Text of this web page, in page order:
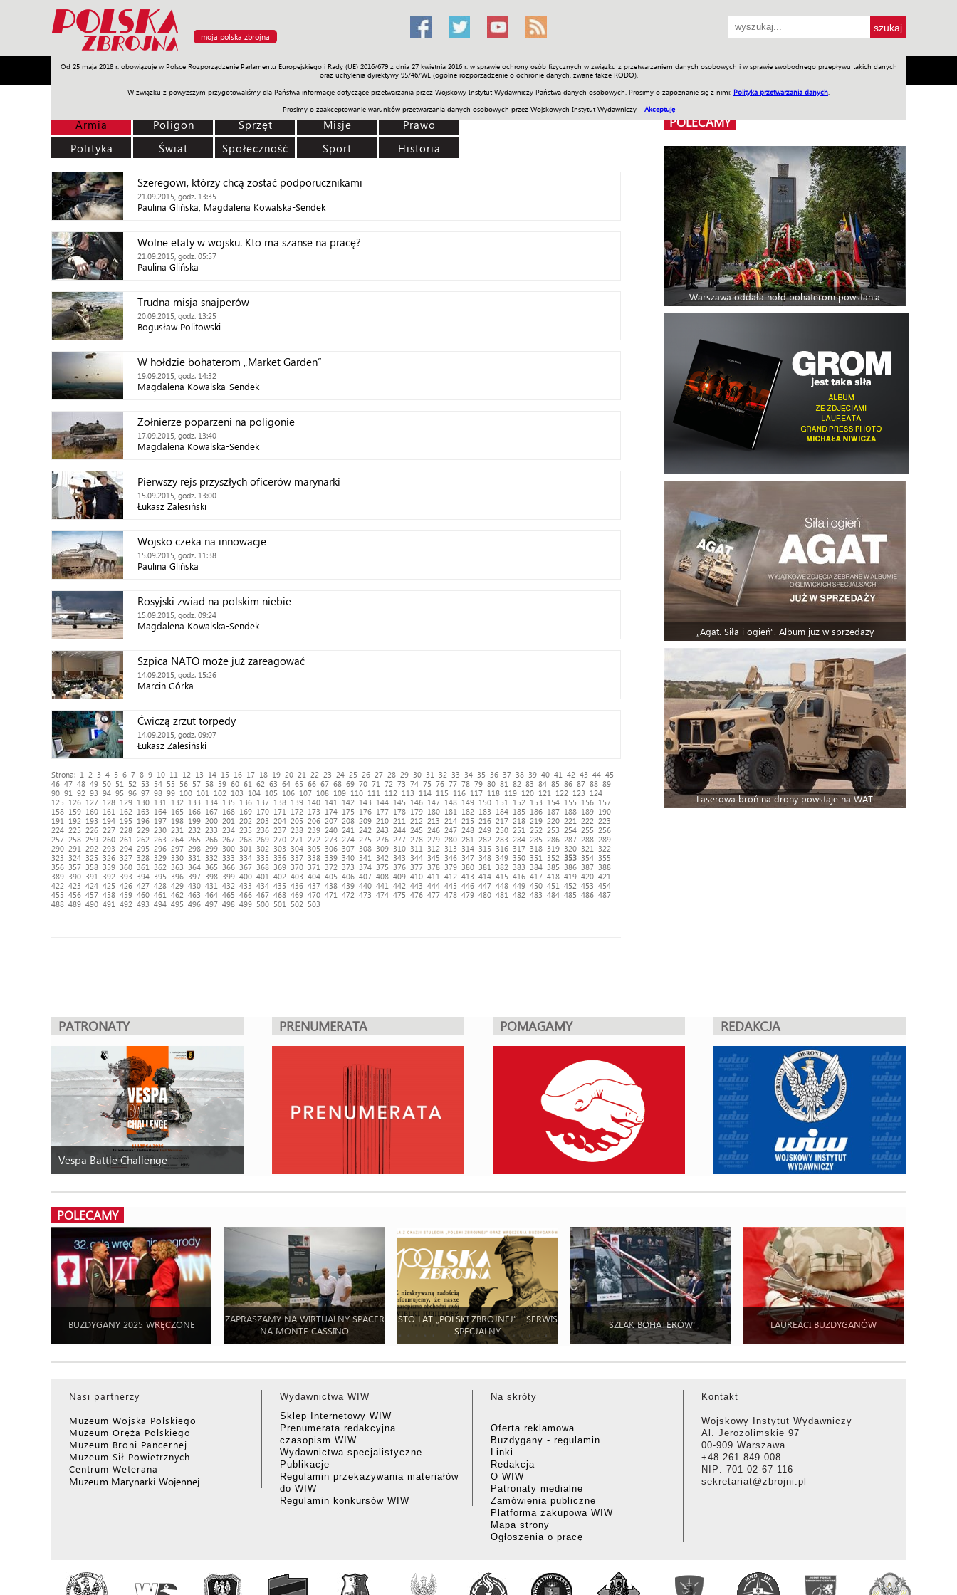
moja polska zbrojna
Od 25 maja 2018 r. obowiązuje w Polsce Rozporządzenie Parlamentu Europejskiego i Rady (UE) 2016/679 z dnia 27 kwietnia 2016 r. w sprawie ochrony osób fizycznych w związku z przetwarzaniem danych osobowych i w sprawie swobodnego przepływu takich danych
oraz uchylenia dyrektywy 95/46/WE (ogólne rozporządzenie o ochronie danych, zwane także RODO).
W związku z powyższym przygotowaliśmy dla Państwa informacje dotyczące przetwarzania przez Wojskowy Instytut Wydawniczy Państwa danych osobowych. Prosimy o zapoznanie się z nimi: Polityka przetwarzania danych
Prosimy o zaakceptowanie warunków przetwarzania danych osobowych przez Wojskowych Instytut Wydawniczy – Akceptuję
Armia Poligon Sprzęt Misje Polityka Prawo Świat Społeczność Sport Historia Galerie Wideo ENGLISH SKLEP Jednodniówki Praca w WIW
Armia Poligon Sprzęt Misje
Prawo
Polityka
Świat Społeczność Sport Historia
Szeregowi, którzy chcą zostać podporucznikami
21.09.2015, godz. 13:35
Paulina Glińska, Magdalena Kowalska-Sendek
Wolne etaty w wojsku. Kto ma szanse na pracę?
21.09.2015, godz. 05:57
Paulina Glińska
Trudna misja snajperów
20.09.2015, godz. 13:25
Bogusław Politowski
W hołdzie bohaterom „Market Garden”
19.09.2015, godz. 14:32
Magdalena Kowalska-Sendek
Żołnierze poparzeni na poligonie
17.09.2015, godz. 13:40
Magdalena Kowalska-Sendek
Pierwszy rejs przyszłych oficerów marynarki
15.09.2015, godz. 13:00
Łukasz Zalesiński
Wojsko czeka na innowacje
15.09.2015, godz. 11:38
Paulina Glińska
Rosyjski zwiad na polskim niebie
15.09.2015, godz. 09:24
Magdalena Kowalska-Sendek
Szpica NATO może już zareagować
14.09.2015, godz. 15:26
Marcin Górka
Ćwiczą zrzut torpedy
14.09.2015, godz. 09:07
Łukasz Zalesiński
Strona: 1 2 3 4 5 6 7 8 9 10 11 12 13 14 15 16 17 18 19 20 21 22 23 24 25 26 27 28 29 30 31 32 33 34 35 36 37 38 39 40 41 42 43 44 45
46 47 48 49 50 51 52 53 54 55 56 57 58 59 60 61 62 63 64 65 66 67 68 69 70 71 72 73 74 75 76 77 78 79 80 81 82 83 84 85 86 87 88 89
90 91 92 93 94 95 96 97 98 99 100 101 102 103 104 105 106 107 108 109 110 111 112 113 114 115 116 117 118 119 120 121 122 123
124
125
126 127 128 129 130 131 132 133 134 135 136 137 138 139 140 141 142 143 144 145 146 147 148 149 150 151 152 153 154 155 156 157
158 159 160 161 162 163 164 165 166 167 168 169 170 171 172 173 174 175 176 177 178 179 180 181 182 183 184 185 186 187 188 189 190
191
192 193 194 195 196 197 198 199 200 201 202 203 204 205 206 207 208 209 210 211 212 213 214 215 216 217 218 219 220 221 222
223
224 225 226 227 228 229 230 231 232 233 234 235 236 237 238 239 240 241 242 243 244 245 246 247 248 249 250 251 252 253 254 255
256
257 258 259 260 261 262 263 264 265 266 267 268 269 270 271 272 273 274 275 276 277 278 279 280 281 282 283 284 285 286 287 288 289
290 291 292 293 294 295 296 297 298 299 300 301 302 303 304 305 306 307 308 309 310 311 312 313 314 315 316 317 318 319 320 321
322
323
324 325 326 327 328 329 330 331 332 333 334 335 336 337 338 339 340 341 342 343 344 345 346 347 348 349 350 351 352 353 354 355
356 357 358 359 360 361 362 363 364 365 366 367 368 369 370 371 372 373 374 375 376 377 378 379 380 381 382 383 384 385 386 387 388
389 390 391 392 393 394 395 396 397 398 399 400 401 402 403 404 405 406 407 408 409 410 411 412 413 414 415 416 417 418 419 420 421
422 423 424 425 426 427 428 429 430 431 432 433 434 435 436 437 438 439 440 441 442 443 444 445 446 447 448 449 450 451 452 453 454
455 456 457 458 459 460 461 462 463 464 465 466 467 468 469 470 471 472 473 474 475 476 477 478 479 480 481 482 483 484 485 486 487
488 489 490 491 492 493 494 495 496 497 498 499 500 501 502 503
POLECAMY
Warszawa oddała hołd bohaterom powstania
„Agat. Siła i ogień”. Album już w sprzedaży
Laserowa broń na drony powstaje na WAT
PATRONATY
Vespa Battle Challenge
PRENUMERATA POMAGAMY REDAKCJA
POLECAMY
BUZDYGANY 2025 WRĘCZONE
ZAPRASZAMY NA WIRTUALNY SPACER
NA MONTE CASSINO
STO LAT „POLSKI ZBROJNEJ” - SERWIS
SPECJALNY
SZLAK BOHATERÓW LAUREACI BUZDYGANÓW
Nasi partnerzy
Muzeum Wojska Polskiego
Muzeum Oręża Polskiego
Muzeum Broni Pancernej
Muzeum Sił Powietrznych
Centrum Weterana
Muzeum Marynarki Wojennej
Wydawnictwa WIW
Sklep Internetowy WIW
Prenumerata redakcyjna
czasopism WIW
Wydawnictwa specjalistyczne
Publikacje
Regulamin przekazywania materiałów
do WIW
Regulamin konkursów WIW
Na skróty
Oferta reklamowa
Buzdygany - regulamin
Linki
Redakcja
O WIW
Patronaty medialne
Zamówienia publiczne
Platforma zakupowa WIW
Mapa strony
Ogłoszenia o pracę
Kontakt
Wojskowy Instytut Wydawniczy
Al. Jerozolimskie 97
00-909 Warszawa
+48 261 849 008
NIP: 701-02-67-116
sekretariat@zbrojni.pl